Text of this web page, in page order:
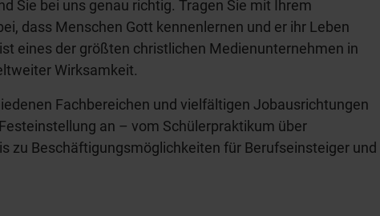
Sie bei uns genau richtig. Tragen Sie mit Ihrem
dass Menschen Gott kennenlernen und er ihr Leben
eines der größten christlichen Medienunternehmen in
Wirksamkeit.
Fachbereichen und vielfältigen Jobausrichtungen
an – vom Schülerpraktikum über
zu Beschäftigungsmöglichkeiten für Berufseinsteiger und